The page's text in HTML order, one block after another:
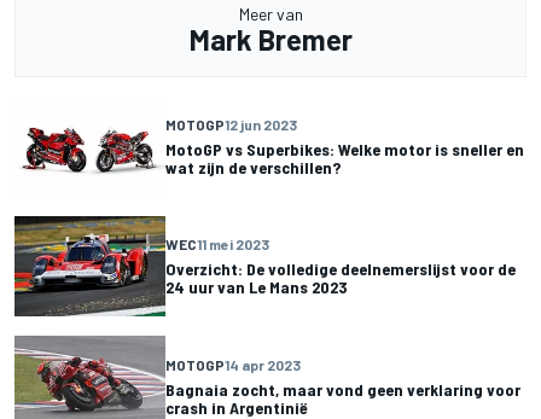
Meer van
Mark Bremer
MOTOGP12 jun 2023
MotoGP vs Superbikes: Welke motor is sneller en
wat zijn de verschillen?
WEC11 mei 2023
Overzicht: De volledige deelnemerslijst voor de
24 uur van Le Mans 2023
MOTOGP14 apr 2023
Bagnaia zocht, maar vond geen verklaring voor
crash in Argentinië